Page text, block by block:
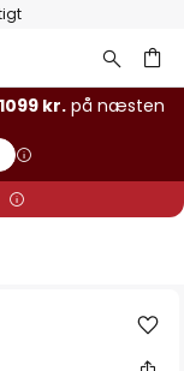
kr. på næsten